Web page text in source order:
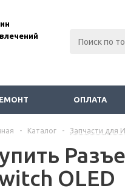
ОПЛАТА
- Каталог - Запчасти для
OLED